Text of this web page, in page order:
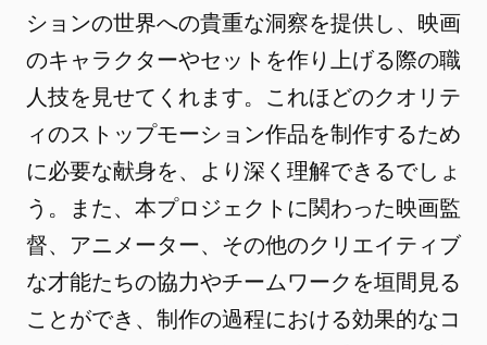
ションの世界への貴重な洞察を提供し、映画
のキャラクターやセットを作り上げる際の職
人技を見せてくれます。これほどのクオリテ
ィのストップモーション作品を制作するため
に必要な献身を、より深く理解できるでしょ
う。また、本プロジェクトに関わった映画監
督、アニメーター、その他のクリエイティブ
な才能たちの協力やチームワークを垣間見る
ことができ、制作の過程における効果的なコ